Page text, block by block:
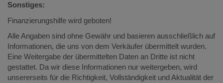
Sonstiges:
Finanzierungshilfe wird geboten!
Alle Angaben sind ohne Gewähr und basieren ausschließlich auf
Informationen, die uns von dem Verkäufer übermittelt wurden.
Eine Weitergabe der übermittelten Daten an Dritte ist nicht
gestattet. Da wir diese Informationen nur weitergeben, wird
unsererseits für die Richtigkeit, Vollständigkeit und Aktualität der